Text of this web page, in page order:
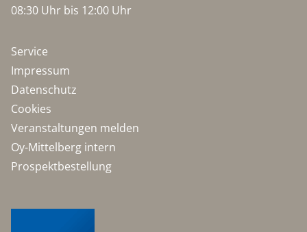
08:30 Uhr bis 12:00 Uhr
Service
Impressum
Datenschutz
Cookies
Veranstaltungen melden
Oy-Mittelberg intern
Prospektbestellung